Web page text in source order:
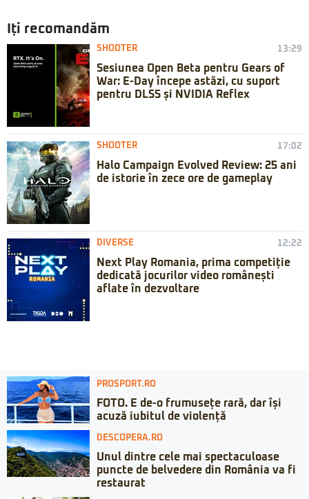
Iți recomandăm
SHOOTER 13:29
Sesiunea Open Beta pentru Gears of
War: E-Day începe astăzi, cu suport
pentru DLSS și NVIDIA Reflex
SHOOTER 17:02
Halo Campaign Evolved Review: 25 ani
de istorie în zece ore de gameplay
DIVERSE 12:22
Next Play Romania, prima competiție
dedicată jocurilor video românești
aflate în dezvoltare
PROSPORT.RO
FOTO. E de-o frumusețe rară, dar își
acuză iubitul de violență
DESCOPERA.RO
Unul dintre cele mai spectaculoase
puncte de belvedere din România va fi
restaurat